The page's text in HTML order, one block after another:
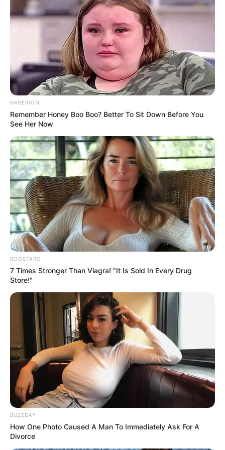
Залишити відповідь
Щоб відправити коментар вам необхідно
авторизуватись.
Погода
Ужгород
влажность:
давление:
ветер:
Погода на 10 дней от sinoptik.ua
Новини
У Ясінянській громаді відкрили черговий простір
психологічної підтримки (фото)
Катування, кайданки та незаконне утримання
людей: працівника Ужгородського ТЦК
судитимуть, дії ще двох його колег розслідує ДБР
(відео)
«Батько був би живий»: на Закарпатті
злочинець, чекаючи 7 років на вирок, побив до
смерті пенсіонера
Працівника ТЦК, за інформацію про якого
обіцяли $10 тисяч, помітили в Ужгороді
HABERION
Remember Honey Boo Boo? Better To Sit Down Before You
See Her Now
BOOSTARO
7 Times Stronger Than Viagra! "It Is Sold In Every Drug
Store!"
BUZZDAY
How One Photo Caused A Man To Immediately Ask For A
Divorce